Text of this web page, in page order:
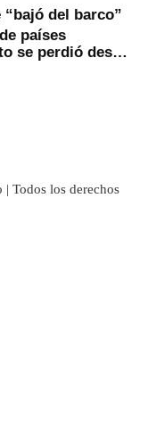
“bajó del barco”
países
se perdió desde
Todos los derechos